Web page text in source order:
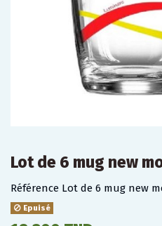
Lot de 6 mug new
Référence Lot de 6 mug new
Epuisé